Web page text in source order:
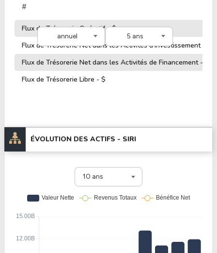
annuel 5 ans
#
Flux de Trésorerie Opératif - $
Flux de Trésorerie Net dans les Activités d'Investissement - $
Flux de Trésorerie Net dans les Activités de Financement - $
Flux de Trésorerie Libre - $
ÉVOLUTION DES ACTIFS - SIRI
10 ans